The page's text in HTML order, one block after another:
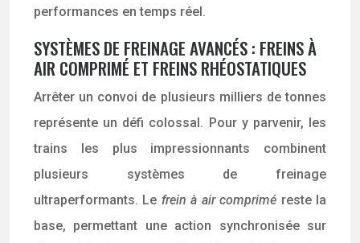
performances en temps réel.
SYSTÈMES DE FREINAGE AVANCÉS : FREINS À
AIR COMPRIMÉ ET FREINS RHÉOSTATIQUES
Arrêter un convoi de plusieurs milliers de tonnes
représente un défi colossal. Pour y parvenir, les
trains les plus impressionnants combinent
plusieurs systèmes de freinage
ultraperformants. Le frein à air comprimé reste la
base, permettant une action synchronisée sur